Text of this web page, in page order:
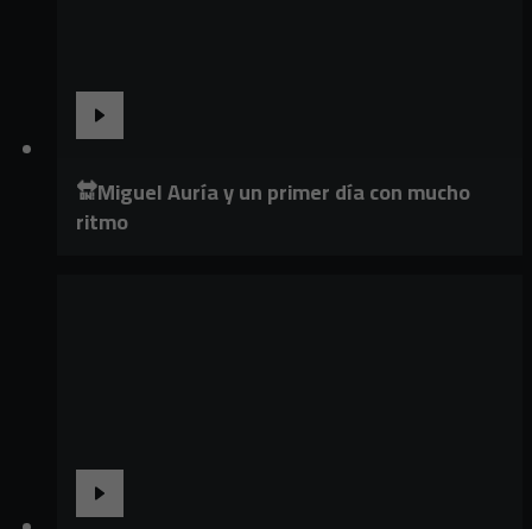
🔛Miguel Auría y un primer día con mucho
ritmo